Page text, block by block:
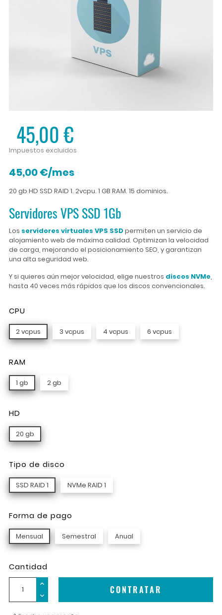
45,00 €
Impuestos excluidos
45,00 €/mes
20 gb HD SSD RAID 1. 2vcpu. 1 GB RAM. 15 dominios.
Servidores VPS SSD 1Gb
Los servidores virtuales VPS SSDpermiten un servicio de
alojamiento web de máxima calidad. Optimizan la velocidad
de carga, mejorando el posicionamiento SEO, y garantizan
una alta seguridad web.
Y si quieres aún mejor velocidad, elige nuestros discos NVMe,
hasta 40 veces más rápidos que los discos convencionales.
CPU
2 vcpus 3 vcpus 4 vcpus 6 vcpus
RAM
1 gb 2 gb
HD
20 gb
Tipo de disco
SSD RAID 1 NVMe RAID 1
Forma de pago
Mensual Semestral Anual
Cantidad
CONTRATAR